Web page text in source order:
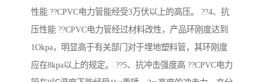
性能 ??CPVC电力管能经受3万伏以上的高压。 ??4、抗
压性能 ??CPVC电力管经过材料改性，产品环刚度达到
1Okpa，明显高于有关部门对于埋地塑料管，其环刚度
应在8kpa以上的规定。 ??5、抗冲击强度高 ??CPVC电力